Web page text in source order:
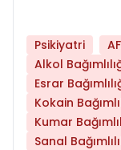
Psikiyatri
Alkol
Esrar
Kokain
Kumar
Sanal